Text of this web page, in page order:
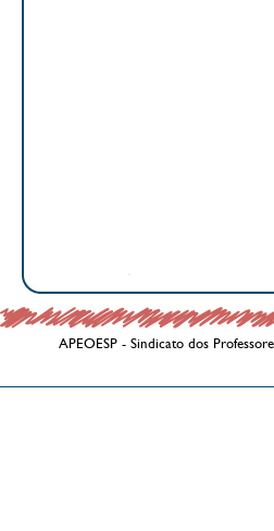
APEOESP - Sindicato dos